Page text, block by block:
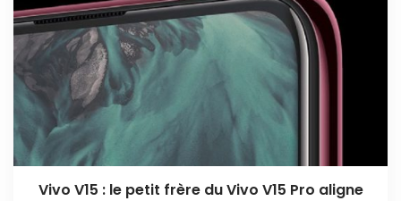
Vivo V15 : le petit frère du Vivo V15 Pro aligne